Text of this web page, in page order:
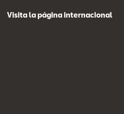
Visita la página internacional